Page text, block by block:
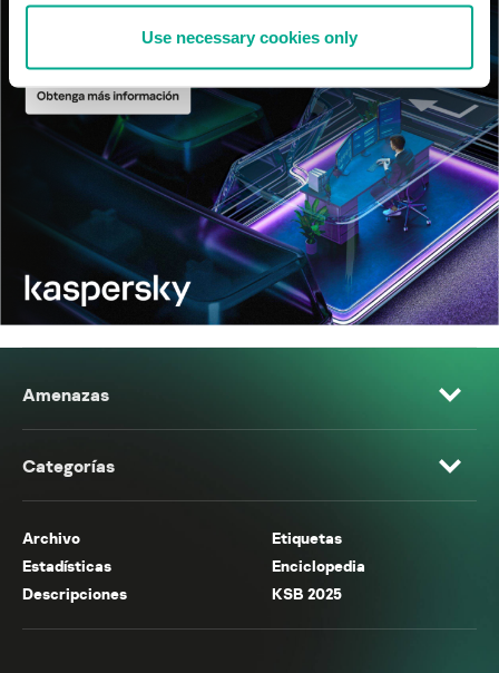
Use necessary cookies only
Amenazas
Categorías
Archivo
Etiquetas
Estadísticas
Enciclopedia
Descripciones
KSB 2025